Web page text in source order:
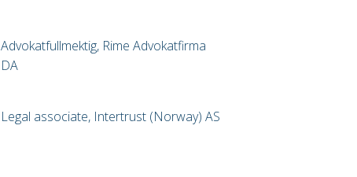
Advokatfullmektig, Rime Advokatfirma
DA
Legal associate, Intertrust (Norway) AS